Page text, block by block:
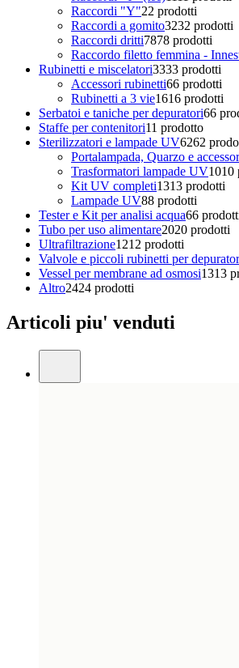
Raccordi "Y"22 prodotti
Raccordi a gomito3232 prodotti
Raccordi dritti7878 prodotti
Raccordo filetto femmina -
Rubinetti e miscelatori3333 prodotti
Accessori rubinetti66 prodotti
Rubinetti a 3 vie1616 prodotti
Serbatoi e taniche per depuratori66
Staffe per contenitori11 prodotto
Sterilizzatori e lampade UV6262
Portalampada, Quarzo e
Trasformatori lampade UV1010
Kit UV completi1313 prodotti
Lampade UV88 prodotti
Tester e Kit per analisi acqua66
Tubo per uso alimentare2020 prodotti
Ultrafiltrazione1212 prodotti
Valvole e piccoli rubinetti per
Vessel per membrane ad osmosi1313
Altro2424 prodotti
Articoli piu' venduti